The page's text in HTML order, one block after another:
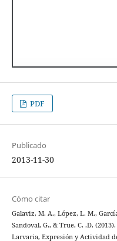
PDF
Publicado
2013-11-30
Cómo citar
Galaviz, M. A., López, L. M.,
Sandoval, G., & True, C. .D.
Larvaria, Expresión y Actividad